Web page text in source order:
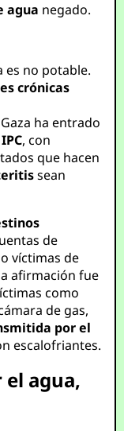
agua negado.
es no potable.
crónicas
ha entrado
, con
que hacen
sean
de
víctimas de
afirmación fue
como
de gas,
por el
escalofriantes.
el agua,